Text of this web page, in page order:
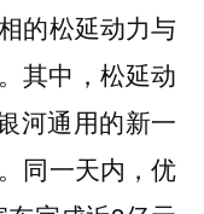
的松延动力与
其中，松延动
河通用的新一
同一天内，优